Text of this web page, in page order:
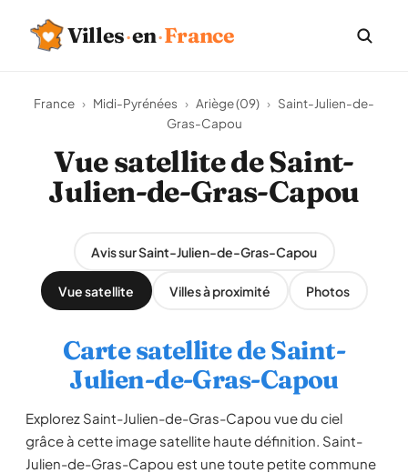
Villes·en·France
France › Midi-Pyrénées › Ariège (09) › Saint-Julien-de-
Gras-Capou
Vue satellite de Saint-
Julien-de-Gras-Capou
Avis sur Saint-Julien-de-Gras-Capou
Vue satellite Villes à proximité Photos
Carte satellite de Saint-
Julien-de-Gras-Capou
Explorez Saint-Julien-de-Gras-Capou vue du ciel
grâce à cette image satellite haute définition. Saint-
Julien-de-Gras-Capou est une toute petite commune